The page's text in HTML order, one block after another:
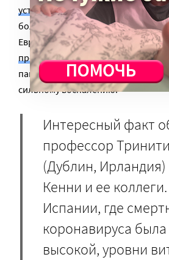
установиликорреляцию низких
более высокой смертностью от
Европы, а американское
продемонстрировало, что низкие
пациентов с коронавирусом
сильному воспалению.
Интересный факт
профессор
(Дублин, Ирландия)
Кенни и ее
Испании, где
коронавируса
высокой, уровни